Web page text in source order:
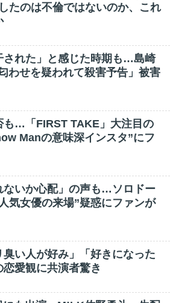
たのは不倫ではないのか、これ
された」と感じた時期も…島崎
わせを疑われて殺害予告」被害
も…「FIRST TAKE」大注目の
Manの意味深インスタ”にフ
ないか心配」の声も…ソロドー
気女優の来場”疑惑にファンが
い人が好み」「好きになった
愛観に共演者驚き